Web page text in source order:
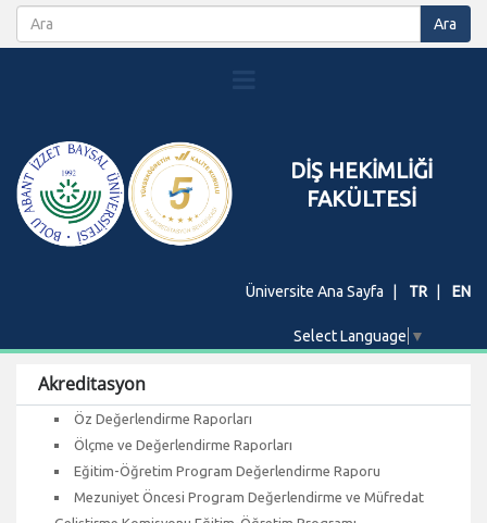
DİŞ HEKİMLİĞİ
FAKÜLTESİ
Üniversite Ana Sayfa TR EN
Select Language ▼
Akreditasyon
Öz Değerlendirme Raporları
Ölçme ve Değerlendirme Raporları
Eğitim-Öğretim Program Değerlendirme Raporu
Mezuniyet Öncesi Program Değerlendirme ve Müfredat